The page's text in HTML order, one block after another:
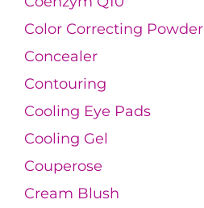
Color Correcting Powder
Concealer
Contouring
Cooling Eye Pads
Cooling Gel
Couperose
Cream Blush